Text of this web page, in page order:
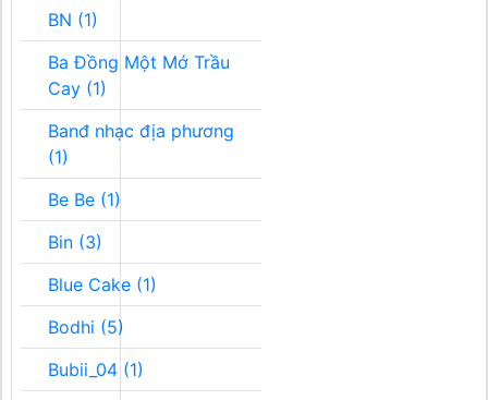
BN (1)
Ba Đồng Một Mớ Trầu
Cay (1)
Banđ nhạc địa phương
(1)
Be Be (1)
Bin (3)
Blue Cake (1)
Bodhi (5)
Bubii_04 (1)